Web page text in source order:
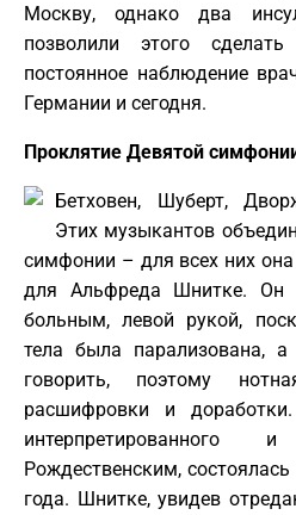
Москву, однако два
позволили этого
постоянное наблюдение
Германии и сегодня.
Проклятие Девятой
Бетховен, Шуберт,
Этих музыкантов
симфонии – для всех них
для Альфреда Шнитке. Он
больным, левой рукой,
тела была парализована,
говорить, поэтому
расшифровки и
Рождественским,
года. Шнитке, увидев